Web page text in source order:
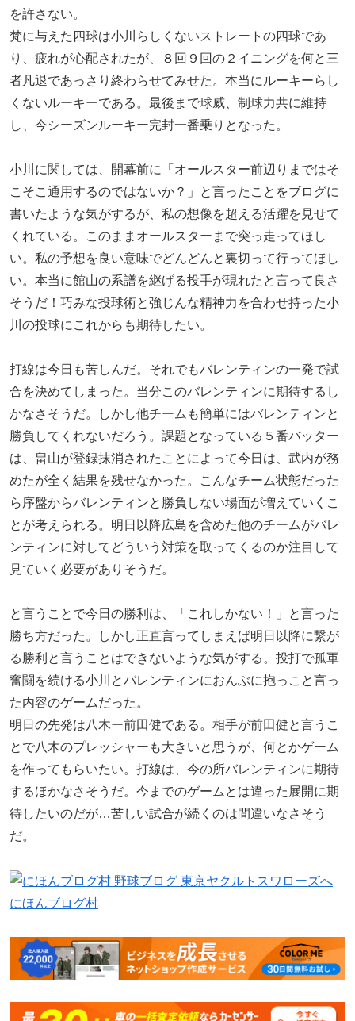
を許さない。
梵に与えた四球は小川らしくないストレートの四球であ
り、疲れが心配されたが、８回９回の２イニングを何と三
者凡退であっさり終わらせてみせた。本当にルーキーらし
くないルーキーである。最後まで球威、制球力共に維持
し、今シーズンルーキー完封一番乗りとなった。
小川に関しては、開幕前に「オールスター前辺りまではそ
こそこ通用するのではないか？」と言ったことをブログに
書いたような気がするが、私の想像を超える活躍を見せて
くれている。このままオールスターまで突っ走ってほし
い。私の予想を良い意味でどんどんと裏切って行ってほし
い。本当に館山の系譜を継げる投手が現れたと言って良さ
そうだ！巧みな投球術と強じんな精神力を合わせ持った小
川の投球にこれからも期待したい。
打線は今日も苦しんだ。それでもバレンティンの一発で試
合を決めてしまった。当分このバレンティンに期待するし
かなさそうだ。しかし他チームも簡単にはバレンティンと
勝負してくれないだろう。課題となっている５番バッター
は、畠山が登録抹消されたことによって今日は、武内が務
めたが全く結果を残せなかった。こんなチーム状態だった
ら序盤からバレンティンと勝負しない場面が増えていくこ
とが考えられる。明日以降広島を含めた他のチームがバレ
ンティンに対してどういう対策を取ってくるのか注目して
見ていく必要がありそうだ。
と言うことで今日の勝利は、「これしかない！」と言った
勝ち方だった。しかし正直言ってしまえば明日以降に繋が
る勝利と言うことはできないような気がする。投打で孤軍
奮闘を続ける小川とバレンティンにおんぶに抱っこと言っ
た内容のゲームだった。
明日の先発は八木ー前田健である。相手が前田健と言うこ
とで八木のプレッシャーも大きいと思うが、何とかゲーム
を作ってもらいたい。打線は、今の所バレンティンに期待
するほかなさそうだ。今までのゲームとは違った展開に期
待したいのだが…苦しい試合が続くのは間違いなさそう
だ。
にほんブログ村